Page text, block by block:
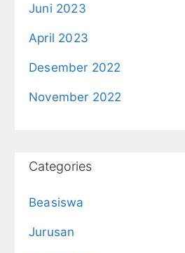
Juni 2023
April 2023
Desember 2022
November 2022
Categories
Beasiswa
Jurusan